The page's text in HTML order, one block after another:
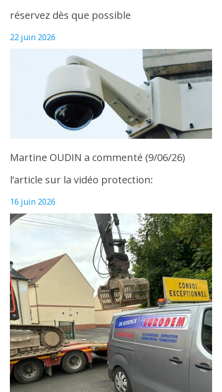
réservez dès que possible
22 juin 2026
Martine OUDIN a commenté (9/06/26)
l’article sur la vidéo protection:
16 juin 2026